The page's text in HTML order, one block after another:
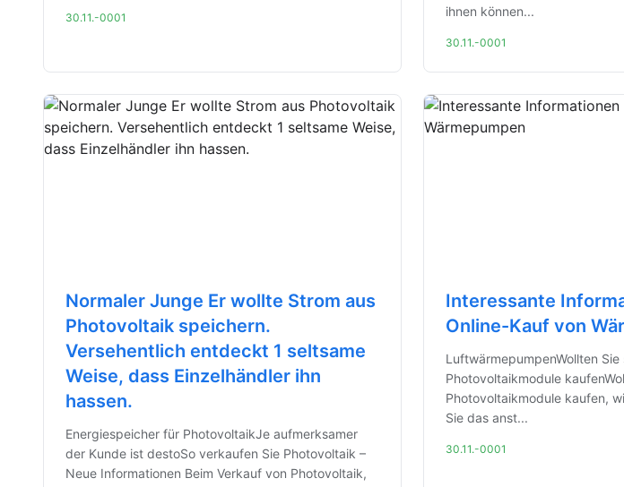
30.11.-0001
ihnen können...
30.11.-0001
Normaler Junge Er wollte Strom aus
Photovoltaik speichern.
Versehentlich entdeckt 1 seltsame
Weise, dass Einzelhändler ihn
hassen.
Energiespeicher für PhotovoltaikJe aufmerksamer
der Kunde ist destoSo verkaufen Sie Photovoltaik –
Neue Informationen Beim Verkauf von Photovoltaik,
Interessante
Online-Kauf von
LuftwärmepumpenWollten Sie
Photovoltaikmodule
Photovoltaikmodule kaufen,
Sie das anst...
30.11.-0001